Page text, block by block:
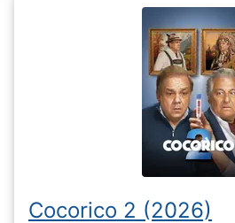
Cocorico 2 (2026)